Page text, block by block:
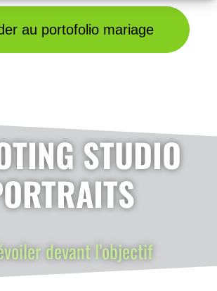
au portofolio mariage
STUDIO
devant l’objectif